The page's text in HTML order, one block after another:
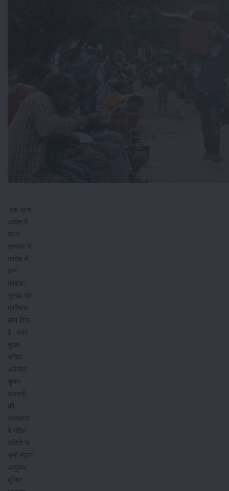
एक अन्य
आदेश में
राज्य
सरकार ने
प्रदेश में
पान
मसाला,
गुटखा पर
प्रतिबंध
लगा दिया
है।अपर
मुख्य
सचिव
अवनीश
कुमार
अवस्थी
की
अध्यक्षता
में गठित
समिति ने
सभी मंडल
आयुक्त,
पुलिस